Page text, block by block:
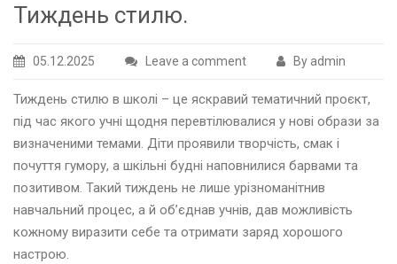
Тиждень стилю.
05.12.2025 Leave a comment By admin
Тиждень стилю в школі – це яскравий тематичний проєкт,
під час якого учні щодня перевтілювалися у нові образи за
визначеними темами. Діти проявили творчість, смак і
почуття гумору, а шкільні будні наповнилися барвами та
позитивом. Такий тиждень не лише урізноманітнив
навчальний процес, а й об’єднав учнів, дав можливість
кожному виразити себе та отримати заряд хорошого
настрою.